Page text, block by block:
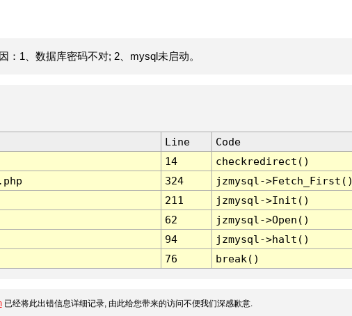
：1、数据库密码不对; 2、mysql未启动。
Line
Code
14
checkredirect()
324
jzmysql-
211
jzmysql->Init()
62
jzmysql->Open()
94
jzmysql->halt()
76 break()
已经将此出错信息详细记录, 由此给您带来的访问不便我们深感歉意.